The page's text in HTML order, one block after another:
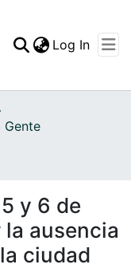
Log In
Gente
y 6 de
ausencia
ciudad